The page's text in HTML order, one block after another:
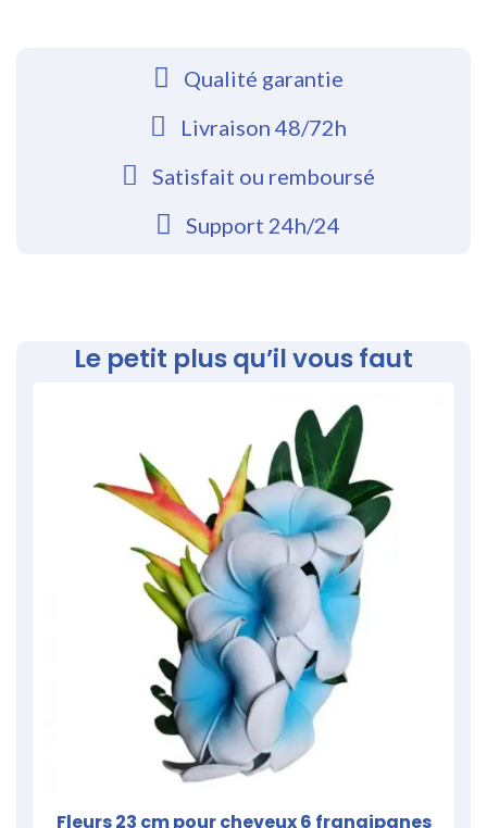
Qualité garantie
Livraison 48/72h
Satisfait ou remboursé
Support 24h/24
Le petit plus qu’il vous faut
Fleurs 23 cm pour cheveux 6 frangipanes